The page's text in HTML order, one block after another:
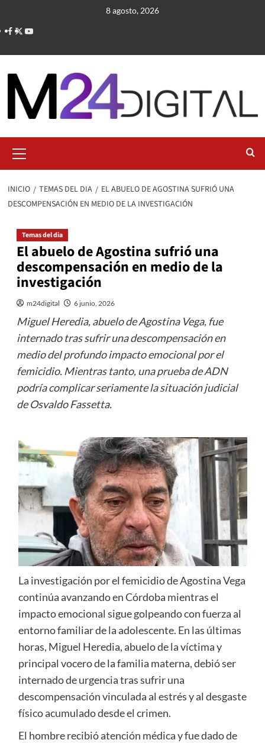
contenido
8 agosto, 2026
primario
INICIO TEMAS DEL DIA
EL ABUELO DE AGOSTINA SUFRIÓ UNA
DESCOMPENSACIÓN EN MEDIO DE LA INVESTIGACIÓN
Temas del dia
El abuelo de Agostina sufrió una
descompensación en medio de la
investigación
m24digital 6 junio, 2026
Miguel Heredia, abuelo de Agostina Vega, fue
internado tras sufrir una descompensación en
medio del profundo impacto emocional por el
femicidio. Mientras tanto, una prueba de ADN
podría complicar seriamente la situación judicial
de Osvaldo Fassetta.
La investigación por el femicidio de Agostina Vega
continúa avanzando en Córdoba mientras el
impacto emocional sigue golpeando con fuerza al
entorno familiar de la adolescente. En las últimas
horas, Miguel Heredia, abuelo de la víctima y
principal vocero de la familia materna, debió ser
internado de urgencia tras sufrir una
descompensación vinculada al estrés y al desgaste
físico acumulado desde el crimen.
El hombre recibió atención médica y fue dado de